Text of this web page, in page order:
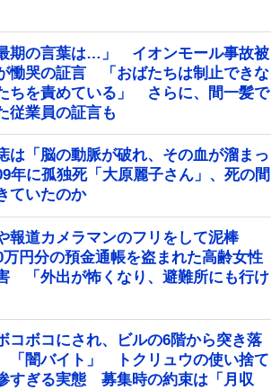
最期の言葉は…」 イオンモール事故被
慟哭の証言 「おばたちは制止できな
ちを責めている」 さらに、間一髪で
従業員の証言も
は「脳の動脈が破れ、その血が溜まっ
に孤独死「大原麗子さん」、死の間
ていたのか
報道カメラマンのフリをして泥棒
円分の預金通帳を盗まれた高齢女性
「外出が怖くなり、避難所にも行け
コボコにされ、ビルの6階から突き落
「闇バイト」 トクリュウの使い捨て
すぎる実態 募集時の約束は「月収